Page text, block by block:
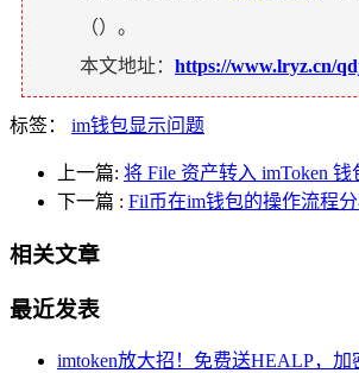
（）。
本文地址： https://www.lryz.cn/
标签： im钱包显示问题
上一篇: 将 File 资产转入 imToken
下一篇 : Fil币在im钱包的操作流程
相关文章
最近发表
imtoken放大招！免费送HEALP，